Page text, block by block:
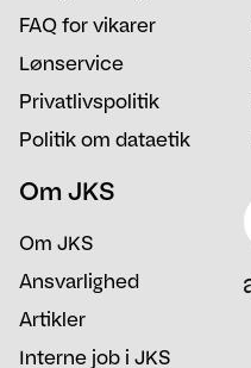
FAQ for vikarer
Lønservice
Privatlivspolitik
Politik om dataetik
Om JKS
Om JKS
Ansvarlighed
Artikler
Interne job i JKS